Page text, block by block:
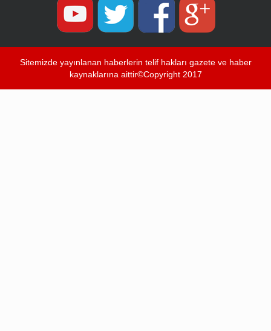
Sitemizde yayınlanan haberlerin telif hakları gazete ve haber
kaynaklarına aittir©Copyright 2017